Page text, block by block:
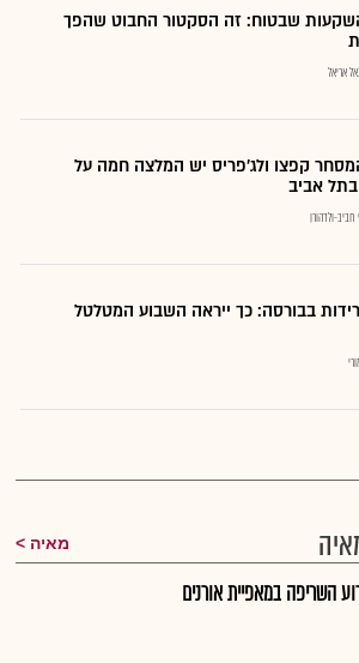
שבטוח: זה הסקטור החבוט שהפך
אריאל
קפצו ולג'פריס יש המלצה חמה על
אביב
חביב-ולדהורן
בבורסה: כך ייראה השבוע המטלטל
מאיה
השריפה במאפיית אורנים